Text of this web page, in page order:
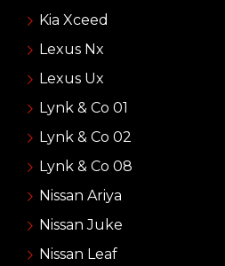
Kia Xceed
Lexus Nx
Lexus Ux
Lynk & Co 01
Lynk & Co 02
Lynk & Co 08
Nissan Ariya
Nissan Juke
Nissan Leaf